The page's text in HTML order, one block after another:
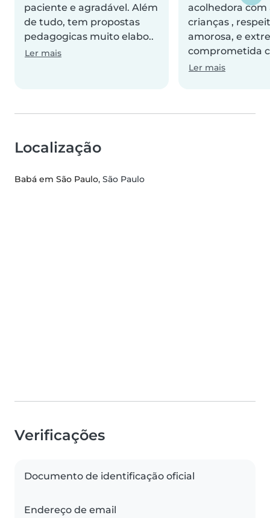
paciente e agradável. Além
de tudo, tem propostas
pedagogicas muito elabo..
Ler mais
acolhedora com
crianças ,
amorosa, e
comprometida
Ler mais
Localização
Babá em São Paulo, São Paulo
Verificações
Documento de identificação oficial
Endereço de email